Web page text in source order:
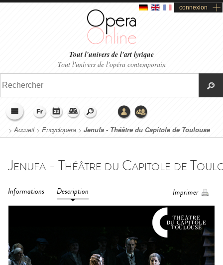
connexion
Tout l'univers de l'art lyrique
Tout l'univers de l'opéra contemporain
>Accueil> Encyclopera > Jenufa - Théâtre du Capitole de Toulouse
(2020)
Informations Description Imprimer